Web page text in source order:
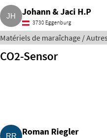
Johann & Jaci H.P
3730 Eggenburg
Matériels de maraîchage /
CO2-Sensor
Roman Riegler